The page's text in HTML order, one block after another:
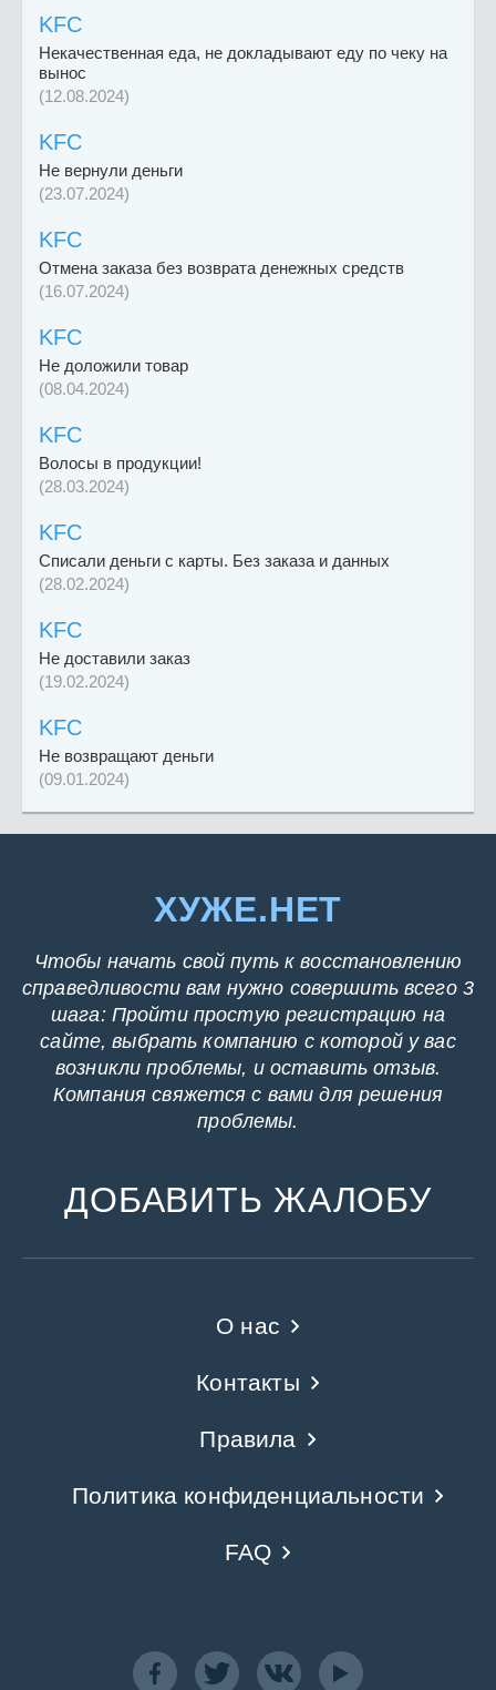
KFC
Некачественная еда, не докладывают еду по чеку на
вынос
(12.08.2024)
KFC
Не вернули деньги
(23.07.2024)
KFC
Отмена заказа без возврата денежных средств
(16.07.2024)
KFC
Не доложили товар
(08.04.2024)
KFC
Волосы в продукции!
(28.03.2024)
KFC
Списали деньги с карты. Без заказа и данных
(28.02.2024)
KFC
Не доставили заказ
(19.02.2024)
KFC
Не возвращают деньги
(09.01.2024)
ХУЖЕ.НЕТ
Чтобы начать свой путь к восстановлению
справедливости вам нужно совершить всего 3
шага: Пройти простую регистрацию на
сайте, выбрать компанию с которой у вас
возникли проблемы, и оставить отзыв.
Компания свяжется с вами для решения
проблемы.
ДОБАВИТЬ ЖАЛОБУ
О нас
Контакты
Правила
Политика конфиденциальности
FAQ